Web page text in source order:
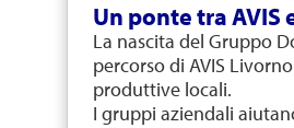
Un ponte tra
La nascita del Gruppo
percorso di AVIS
produttive locali.
I gruppi aziendali